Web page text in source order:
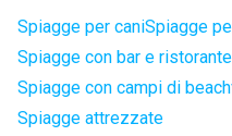
Spiagge per caniSpiagge
Spiagge con bar e ristorante
Spiagge con campi di
Spiagge attrezzate